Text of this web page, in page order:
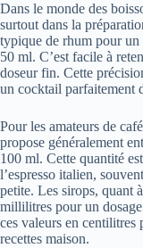
Dans le monde des
surtout dans la
typique de rhum pour
50 ml. C’est facile à
doseur fin. Cette
un cocktail parfaitement
Pour les amateurs de
propose généralement
100 ml. Cette quantité
l’espresso italien,
petite. Les sirops, quant
millilitres pour un
ces valeurs en centilitres
recettes maison.